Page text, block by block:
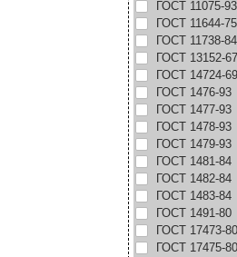
ГОСТ 11075-93
ГОСТ 11644-75
ГОСТ 11738-84
ГОСТ 13152-
ГОСТ 14724-69
ГОСТ 1476-93
ГОСТ 1477-93
ГОСТ 1478-93
ГОСТ 1479-93
ГОСТ 1481-84
ГОСТ 1482-84
ГОСТ 1483-84
ГОСТ 1491-80
ГОСТ 17473-
ГОСТ 17475-